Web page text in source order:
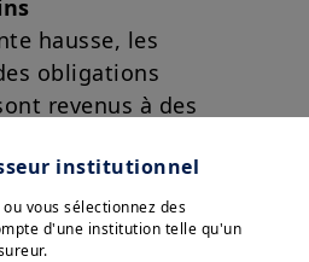
hausse, les
obligations
revenus à des
les obligations d'État
les obligations de
plus
institutionnel
vous sélectionnez des
d'une institution telle qu'un